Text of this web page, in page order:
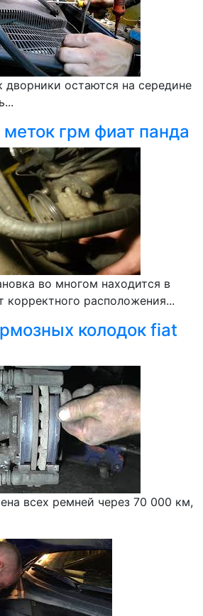
дворники остаются на середине
меток грм фиат панда
во многом находится в
корректного расположения...
колодок fiat
всех ремней через 70 000 км,